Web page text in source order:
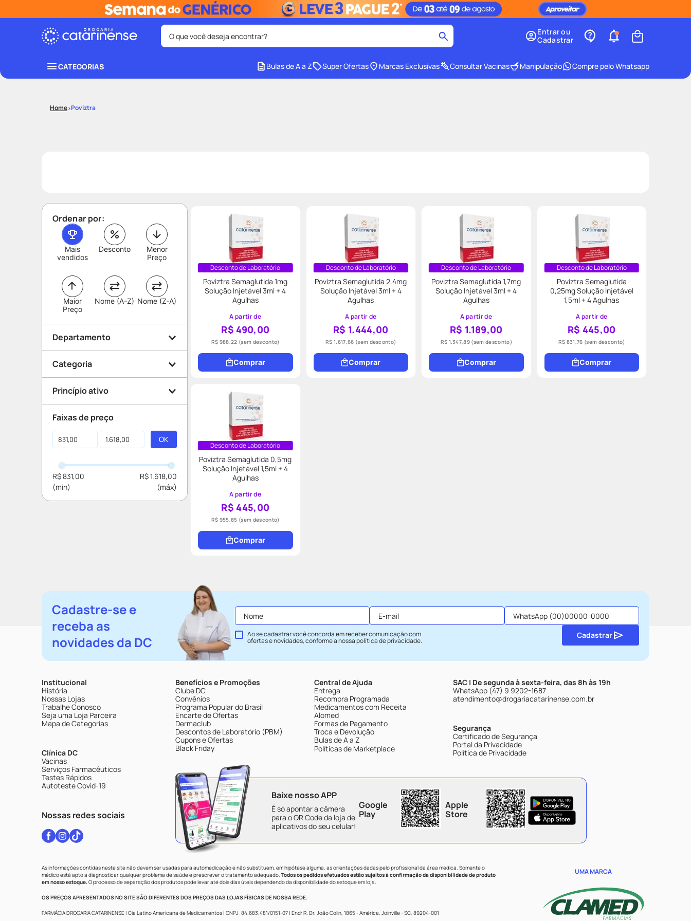
O que você deseja encontrar?
Entrar ou
Cadastrar
CATEGORIAS Bulas de A a Z Super Ofertas Marcas Exclusivas Consultar Vacinas Manipulação Compre pelo Whatsapp
Poviztra
Ordenar por:
Mais
vendidos
Desconto
Maior
Preço
Menor
Preço
Nome (A-Z) Nome (Z-A)
Departamento
Medicamentos
Categoria
Emagrecimento
Controlados
Princípio ativo
Semaglutida
Faixas de preço
R$ 831,00 R$ 1.618,00
Desconto de Laboratório
Poviztra Semaglutida 1mg
Solução Injetável 3ml + 4
Agulhas
A partir de
R$ 490,00
R$ 988,22 (sem desconto)
Comprar
Desconto de Laboratório
Poviztra Semaglutida 2,4mg
Solução Injetável 3ml + 4
Agulhas
A partir de
R$ 1.444,00
R$ 1.617,66 (sem desconto)
Comprar
Desconto de Laboratório
Poviztra Semaglutida 1,7mg
Solução Injetável 3ml + 4
Agulhas
A partir de
R$ 1.189,00
R$ 1.347,89 (sem desconto)
Comprar
Desconto de Laboratório
Poviztra Semaglutida
0,25mg Solução Injetável
1,5ml + 4 Agulhas
A partir de
R$ 445,00
R$ 831,76 (sem desconto)
Comprar
Desconto de Laboratório
Poviztra Semaglutida 0,5mg
Solução Injetável 1,5ml + 4
Agulhas
A partir de
R$ 445,00
R$ 955,85 (sem desconto)
Comprar
Cadastre-se e
receba as
novidades da DC
Ao se cadastrar você concorda em receber comunicação com
ofertas e novidades, conforme a nossapolítica de privacidade.
Cadastrar
Institucional
História
Nossas Lojas
Trabalhe Conosco
Seja uma Loja Parceira
Mapa de Categorias
Clínica DC
Vacinas
Serviços Farmacêuticos
Testes Rápidos
Autoteste Covid-19
Nossas redes sociais
Benefícios e Promoções
Clube DC
Convênios
Programa Popular do Brasil
Encarte de Ofertas
Dermaclub
Descontos de Laboratório (PBM)
Cupons e Ofertas
Black Friday
Central de Ajuda
Entrega
Recompra Programada
Medicamentos com Receita
Alomed
Formas de Pagamento
Troca e Devolução
Bulas de A a Z
Políticas de Marketplace
SAC | De segunda à sexta-feira, das 8h às 19h
WhatsApp (47) 9 9202-1687
atendimento@drogariacatarinense.com.br
Segurança
Certificado de Segurança
Portal da Privacidade
Política de Privacidade
Baixe nosso APP
É só apontar a câmera
para o QR Code da loja de
aplicativos do seu celular!
Google
Play
Apple
Store
As informações contidas neste site não devem ser usadas para automedicação e não substituem, em hipótese alguma, as orientações dadas pelo profissional da área médica. Somente o
médico está apto a diagnosticar qualquer problema de saúde e prescrever o tratamento adequado. Todos os pedidos efetuados estão sujeitos à confirmação da disponibilidade de produto
em nosso estoque.O processo de separação dos produtos pode levar até dois dias úteis dependendo da disponibilidade do estoque em loja.
OS PREÇOS APRESENTADOS NO SITE SÃO DIFERENTES DOS PREÇOS DAS LOJAS FÍSICAS DE NOSSA REDE.
FARMÁCIA DROGARIA CATARINENSE | Cia Latino Americana de Medicamentos | CNPJ: 84.683.481/0151-07 | End: R. Dr. João Colin, 1865 - América, Joinville - SC, 89204-001
UMA MARCA